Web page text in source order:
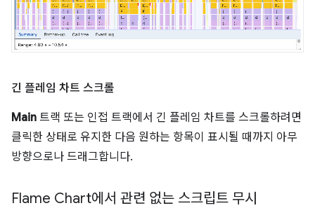
긴 플레임 차트 스크롤
Main 트랙 또는 인접 트랙에서 긴 플레임 차트를 스크롤하려면
클릭한 상태로 유지한 다음 원하는 항목이 표시될 때까지 아무
방향으로나 드래그합니다.
Flame Chart에서 관련 없는 스크립트 무시